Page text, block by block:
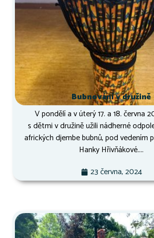
Bubnování v družině
V pondělí a v úterý 17. a 18. června
s dětmi v družině užili nádherné
afrických djembe bubnů, pod vedením
Hanky Hřivňákové....
23 června, 2024